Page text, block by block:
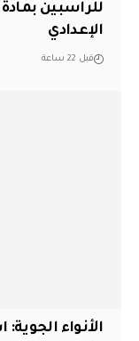
للراسبين
الإعدادي
قبل 22 ساعة
الأنواء